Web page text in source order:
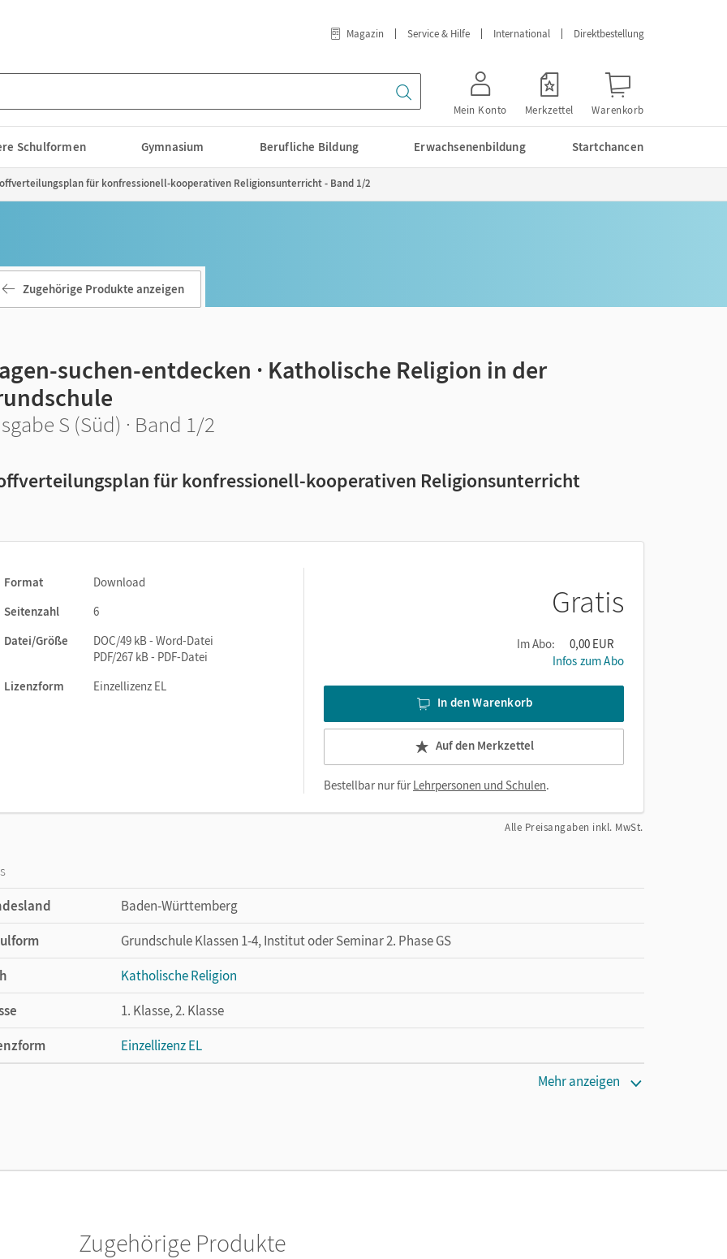
Magazin Service & Hilfe International Direktbestellung
Mein Konto Merkzettel Warenkorb
Schulformen Gymnasium Berufliche Bildung Erwachsenenbildung Startchancen
für konfressionell-kooperativen Religionsunterricht - Band 1/2
Zugehörige Produkte anzeigen
suchen-entdecken · Katholische Religion in der
S (Süd) · Band 1/2
für konfressionell-kooperativen Religionsunterricht
Format
Download
Seitenzahl
6
Datei/Größe
DOC/49 kB - Word-Datei
PDF/267 kB - PDF-Datei
Lizenzform
Einzellizenz EL
Gratis
Im Abo:
0,00 EUR
Infos zum Abo
In den Warenkorb
Auf den Merkzettel
Bestellbar nur fürLehrpersonen und Schulen.
Alle Preisangaben inkl. MwSt.
Baden-Württemberg
Grundschule Klassen 1-4, Institut oder Seminar 2. Phase GS
Katholische Religion
1. Klasse, 2. Klasse
Einzellizenz EL
Mehr anzeigen
Zugehörige Produkte